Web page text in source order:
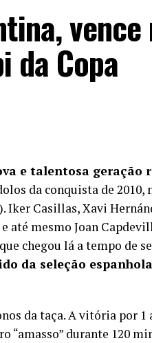
vence
da Copa
e talentosa geração
da conquista de 2010,
Iker Casillas, Xavi
até mesmo Joan
chegou lá a tempo de
da seleção
da taça. A vitória por 1
“amasso” durante 120